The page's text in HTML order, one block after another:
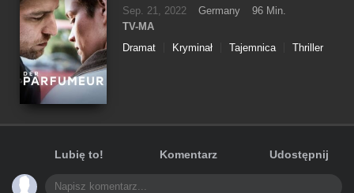
Sep. 21, 2022 Germany
96 Min.
TV-MA
Dramat
Kryminał Tajemnica Thriller
Lubię to! Komentarz Udostępnij